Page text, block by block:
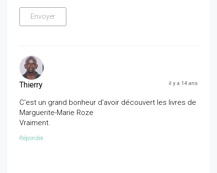
Thierry il y a 14 ans
C'est un grand bonheur d'avoir découvert les livres de
Marguerite-Marie Roze
Vraiment.
Répondre